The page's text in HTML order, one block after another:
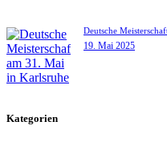
Deutsche
19. Mai 2025
Kategorien